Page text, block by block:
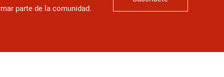
parte de la comunidad.